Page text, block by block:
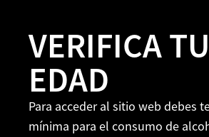
VERIFICA TU
EDAD
Para acceder al sitio web debes
mínima para el consumo de